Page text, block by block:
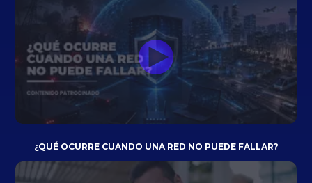
¿QUÉ OCURRE CUANDO UNA RED NO PUEDE FALLAR?